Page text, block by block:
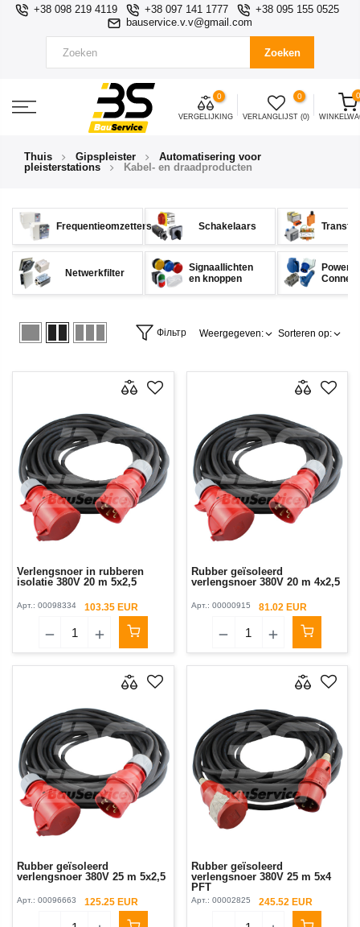
+38 098 219 4119 +38 097 141 1777
+38 095 155 0525
bauservice.v.v@gmail.com
Zoeken
0
VERGELIJKING
0
VERLANGLIJST (0)
0
Thuis Gipspleister
Automatisering voor
pleisterstations
Kabel- en draadproducten
Frequentieomzetters Schakelaars
Netwerkfilter
Signaallichten
en knoppen
Power
Фільтр Weergegeven: Sorteren op:
Verlengsnoer in rubberen
isolatie 380V 20 m 5x2,5
Арт.: 00098334 103.35 EUR
Rubber geïsoleerd
verlengsnoer 380V 20 m 4x2,5
Арт.: 00000915 81.02 EUR
Rubber geïsoleerd
verlengsnoer 380V 25 m 5x2,5
Арт.: 00096663 125.25 EUR
Rubber geïsoleerd
verlengsnoer 380V 25 m 5x4
PFT
Арт.: 00002825 245.52 EUR